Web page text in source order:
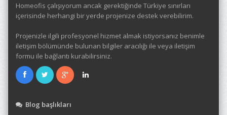
Homeofis çalışıyorum ancak gerektiğinde Türkiye sınırları
içerisinde herhangi bir yerde projenize destek verebilirim.
Projenizle ilgili profesyonel hizmet almak istiyorsanız benimle
iletişim bölümünde bulunan bilgiler aracılığı ile veya iletişim
formu ile bağlantı kurabilirsiniz.
Blog başlıkları